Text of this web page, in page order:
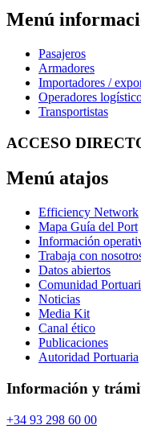
Menú
Pasajeros
Armadores
Importadores /
Operadores
Transportistas
ACCESO
Menú atajos
Efficiency Network
Mapa Guía del Port
Información
Trabaja con
Datos abiertos
Comunidad
Noticias
Media Kit
Canal ético
Publicaciones
Autoridad Portuaria
Información y
+34 93 298 60 00